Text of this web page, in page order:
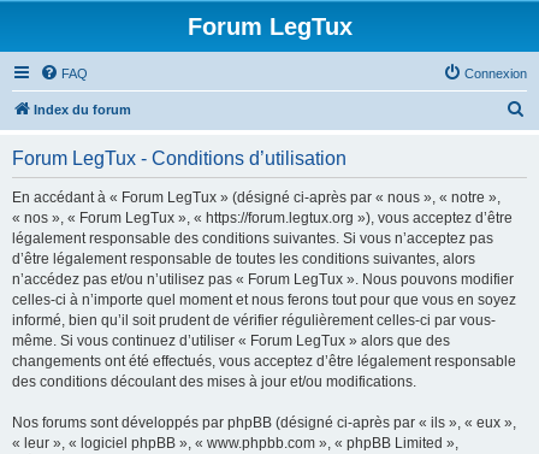
Forum LegTux
FAQ Connexion
Index du forum
Forum LegTux - Conditions d’utilisation
En accédant à « Forum LegTux » (désigné ci-après par « nous », « notre »,
« nos », « Forum LegTux », « https://forum.legtux.org »), vous acceptez d’être
légalement responsable des conditions suivantes. Si vous n’acceptez pas
d’être légalement responsable de toutes les conditions suivantes, alors
n’accédez pas et/ou n’utilisez pas « Forum LegTux ». Nous pouvons modifier
celles-ci à n’importe quel moment et nous ferons tout pour que vous en soyez
informé, bien qu’il soit prudent de vérifier régulièrement celles-ci par vous-
même. Si vous continuez d’utiliser « Forum LegTux » alors que des
changements ont été effectués, vous acceptez d’être légalement responsable
des conditions découlant des mises à jour et/ou modifications.
Nos forums sont développés par phpBB (désigné ci-après par « ils », « eux »,
« leur », « logiciel phpBB », « www.phpbb.com », « phpBB Limited »,